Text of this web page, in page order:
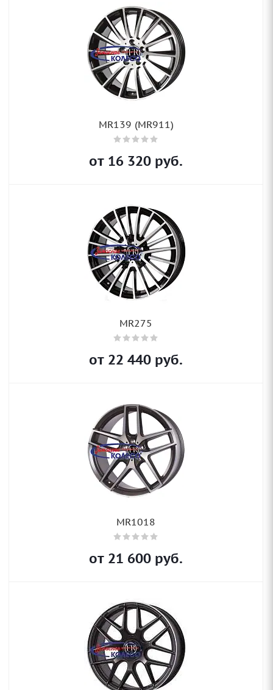
MR139 (MR911)
от 16 320 руб.
MR275
от 22 440 руб.
MR1018
от 21 600 руб.